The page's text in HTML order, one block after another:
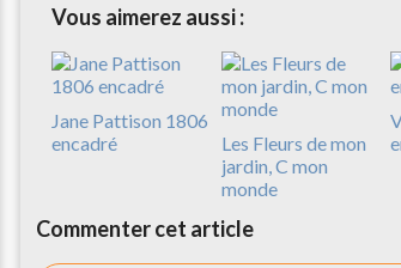
Vous aimerez aussi :
Jane Pattison 1806
encadré
Les Fleurs de mon
jardin, C mon
monde
Commenter cet article